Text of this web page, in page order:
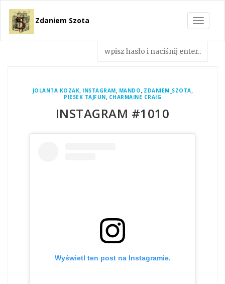
Toggle
Zdaniem Szota
JOLANTA KOZAK, INSTAGRAM, MANDO, ZDANIEM_SZOTA,
PIESEK TAJFUN, CHARMAINE CRAIG
INSTAGRAM #1010
Wyświetl ten post na Instagramie.